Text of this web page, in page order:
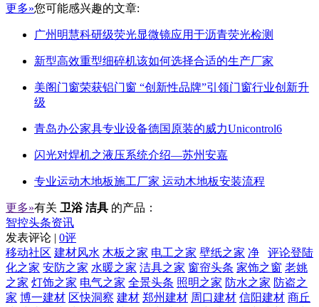
更多»您可能感兴趣的文章:
广州明慧科研级荧光显微镜应用于沥青荧光检测
新型高效重型细碎机该如何选择合适的生产厂家
美阁门窗荣获铝门窗 “创新性品牌”引领门窗行业创新升
级
青岛办公家具专业设备德国原装的威力Unicontrol6
闪光对焊机之液压系统介绍—苏州安嘉
专业运动木地板施工厂家 运动木地板安装流程
更多»有关 卫浴 洁具 的产品：
智控头条资讯
发表评论 | 0评
评论登陆
移动社区 建材风水 木板之家 电工之家 壁纸之家 净
化之家 安防之家 水暖之家 洁具之家 窗帘头条 家饰之窗 老姚
之家 灯饰之家 电气之家 全景头条 照明之家 防水之家 防盗之
家 博一建材 区快洞察 建材 郑州建材 周口建材 信阳建材 商丘